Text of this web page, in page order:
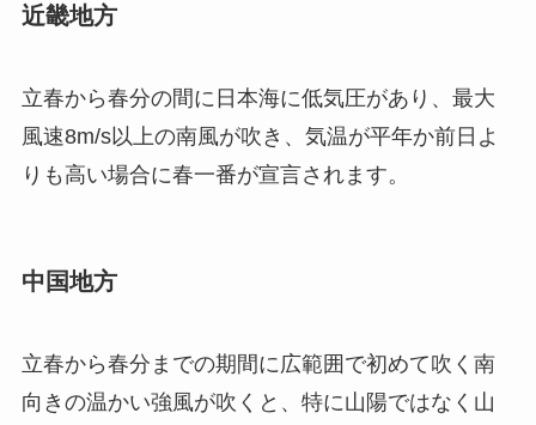
近畿地方
立春から春分の間に日本海に低気圧があり、最大
風速8m/s以上の南風が吹き、気温が平年か前日よ
りも高い場合に春一番が宣言されます。
中国地方
立春から春分までの期間に広範囲で初めて吹く南
向きの温かい強風が吹くと、特に山陽ではなく山